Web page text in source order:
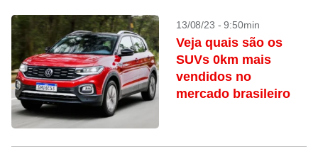
13/08/23 - 9:50min
Veja quais são os
SUVs 0km mais
vendidos no
mercado brasileiro